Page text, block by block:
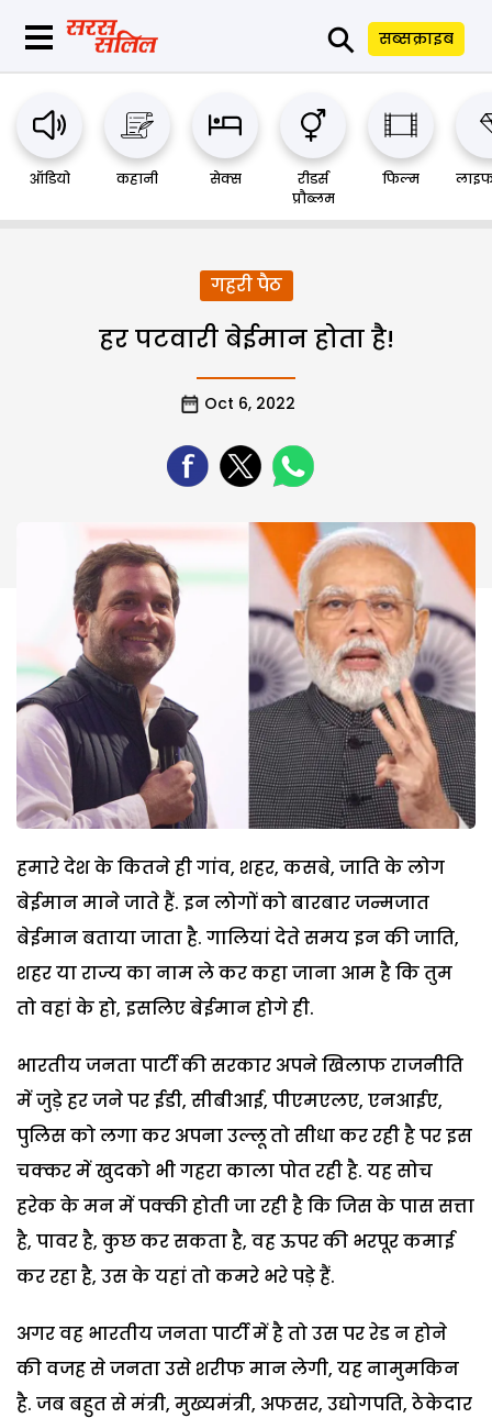
⚲ सब्सक्राइब
ऑडियो कहानी सेक्स
रीडर्स
प्रौब्लम
फिल्म
गहरी पैठ
हर पटवारी बेईमान होता है!
Oct 6, 2022
हमारे देश के कितने ही गांव, शहर, कसबे, जाति के लोग
बेईमान माने जाते हैं. इन लोगों को बारबार जन्मजात
बेईमान बताया जाता है. गालियां देते समय इन की जाति,
शहर या राज्य का नाम ले कर कहा जाना आम है कि तुम
तो वहां के हो, इसलिए बेईमान होगे ही.
भारतीय जनता पार्टी की सरकार अपने खिलाफ राजनीति
में जुड़े हर जने पर ईडी, सीबीआई, पीएमएलए, एनआईए,
पुलिस को लगा कर अपना उल्लू तो सीधा कर रही है पर इस
चक्कर में खुदको भी गहरा काला पोत रही है. यह सोच
हरेक के मन में पक्की होती जा रही है कि जिस के पास सत्ता
है, पावर है, कुछ कर सकता है, वह ऊपर की भरपूर कमाई
कर रहा है, उस के यहां तो कमरे भरे पड़े हैं.
अगर वह भारतीय जनता पार्टी में है तो उस पर रेड न होने
की वजह से जनता उसे शरीफ मान लेगी, यह नामुमकिन
है. जब बहुत से मंत्री, मुख्यमंत्री, अफसर, उद्योगपति, ठेकेदार